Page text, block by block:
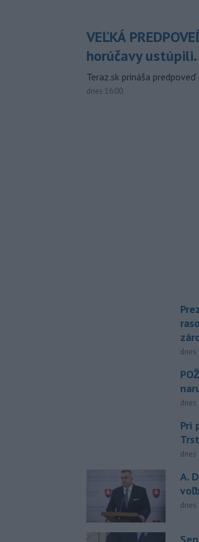
VEĽKÁ
horúčavy
Teraz.sk prináša
dnes 16:00
dnes
dnes
Pri
dnes
A.
dnes